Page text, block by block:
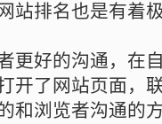
站排名也是有着
更好的沟通，在
开了网站页面，
和浏览者沟通的